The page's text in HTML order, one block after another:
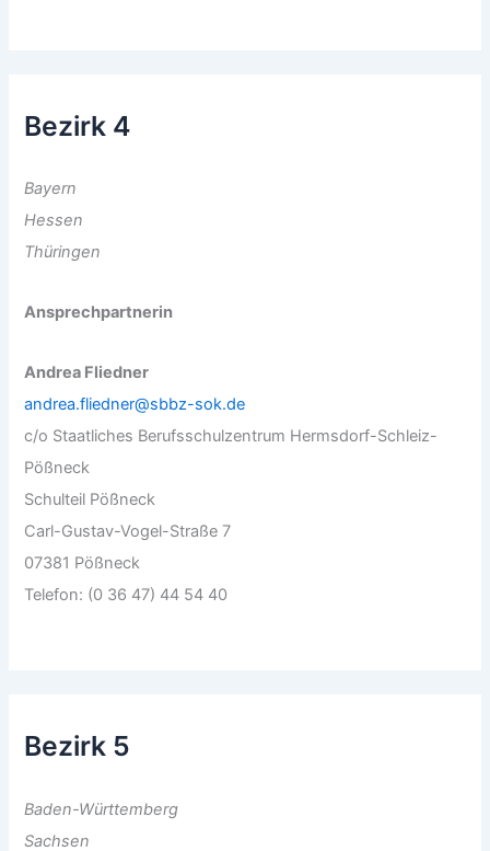
Bezirk 4
Bayern
Hessen
Thüringen
Ansprechpartnerin
Andrea Fliedner
andrea.fliedner@sbbz-sok.de
c/o Staatliches Berufsschulzentrum Hermsdorf-Schleiz-
Pößneck
Schulteil Pößneck
Carl-Gustav-Vogel-Straße 7
07381 Pößneck
Telefon: (0 36 47) 44 54 40
Bezirk 5
Baden-Württemberg
Sachsen